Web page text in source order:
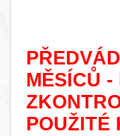
MĚSÍCŮ
POUŽITÉ